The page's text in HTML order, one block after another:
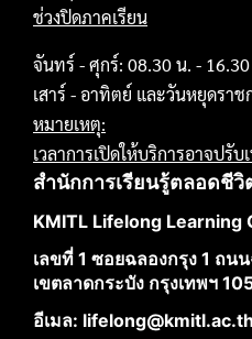
ช่วงปิดภาคเรียน
จันทร์ - ศุกร์: 08.30 น. -
เสาร์ - อาทิตย์ และวันหยุดราช
หมายเหตุ:
เวลาการเปิดให้บริการอาจปรั
สำนักการเรียนรู้ตลอดชี
KMITL Lifelong Learning
เลขที่ 1 ซอยฉลองกรุง 1 ถน
เขตลาดกระบัง กรุงเทพฯ
อีเมล: lifelong@kmitl.ac.th